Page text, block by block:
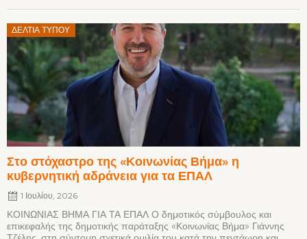
ΔΕΛΤΊΑ ΤΎΠΟΥ
Στο στόχαστρο της «Κοινωνίας Βήμα» η
κυβερνητική αδράνεια για τα ΕΠΑΛ
Posted
on
1 Ιουλίου, 2026
ΚΟΙΝΩΝΙΑΣ ΒΗΜΑ ΓΙΑ ΤΑ ΕΠΑΛ Ο δημοτικός σύμβουλος και
επικεφαλής της δημοτικής παράταξης «Κοινωνίας Βήμα» Γιάννης